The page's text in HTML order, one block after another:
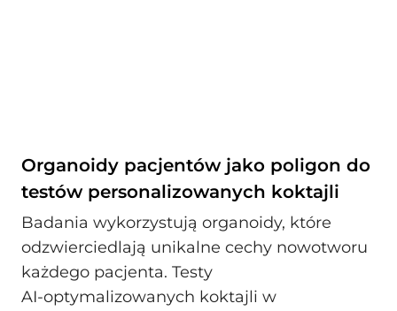
Organoidy pacjentów jako poligon do
testów personalizowanych koktajli
Badania wykorzystują organoidy, które
odzwierciedlają unikalne cechy nowotworu
każdego pacjenta. Testy
AI‑optymalizowanych koktajli w